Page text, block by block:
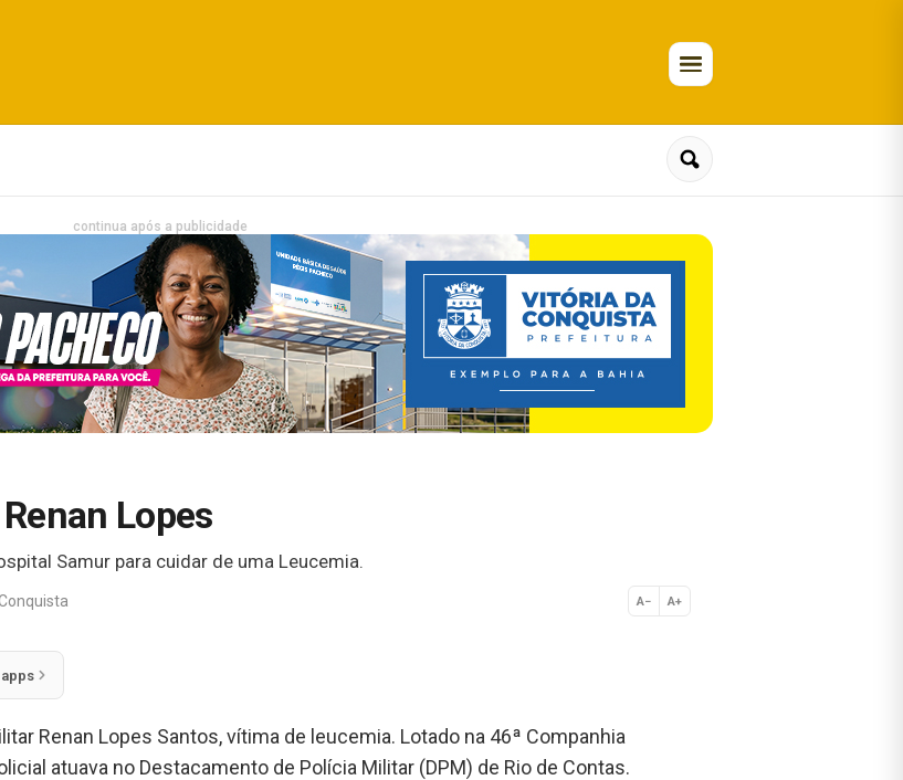
continua após a publicidade
Lopes
Samur para cuidar de uma Leucemia.
A− A+
Normal
Renan Lopes Santos, vítima de leucemia. Lotado na 46ª Companhia
atuava no Destacamento de Polícia Militar (DPM) de Rio de Contas.